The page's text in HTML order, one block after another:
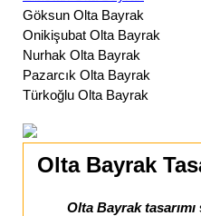
Göksun Olta Bayrak
Onikişubat Olta Bayrak
Nurhak Olta Bayrak
Pazarcık Olta Bayrak
Türkoğlu Olta Bayrak
Olta Bayrak
Olta Bayrak tasarımı